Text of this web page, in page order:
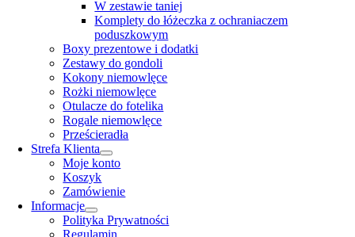
W zestawie taniej
Komplety do łóżeczka z ochraniaczem
poduszkowym
Boxy prezentowe i dodatki
Zestawy do gondoli
Kokony niemowlęce
Rożki niemowlęce
Otulacze do fotelika
Rogale niemowlęce
Prześcieradła
Strefa Klienta
Moje konto
Koszyk
Zamówienie
Informacje
Polityka Prywatności
Regulamin